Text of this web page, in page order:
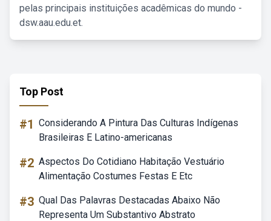
pelas principais instituições acadêmicas do mundo -
dsw.aau.edu.et.
Top Post
#1 Considerando A Pintura Das Culturas Indígenas
Brasileiras E Latino-americanas
#2 Aspectos Do Cotidiano Habitação Vestuário
Alimentação Costumes Festas E Etc
#3 Qual Das Palavras Destacadas Abaixo Não
Representa Um Substantivo Abstrato